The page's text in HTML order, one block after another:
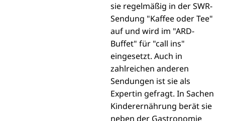
sie regelmäßig in der SWR-
Sendung "Kaffee oder Tee"
auf und wird im "ARD-
Buffet" für "call ins"
eingesetzt. Auch in
zahlreichen anderen
Sendungen ist sie als
Expertin gefragt. In Sachen
Kinderernährung berät sie
neben der Gastronomie